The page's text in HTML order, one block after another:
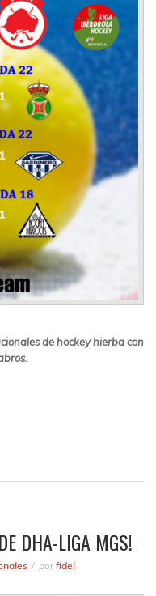
de hockey hierba con
DHA-LIGA MGS!
porfidel